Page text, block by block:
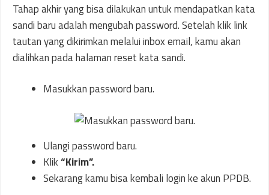
Tahap akhir yang bisa dilakukan untuk mendapatkan kata
sandi baru adalah mengubah password. Setelah klik link
tautan yang dikirimkan melalui inbox email, kamu akan
dialihkan pada halaman reset kata sandi.
Masukkan password baru.
Ulangi password baru.
Klik“Kirim”.
Sekarang kamu bisa kembali login ke akun PPDB.